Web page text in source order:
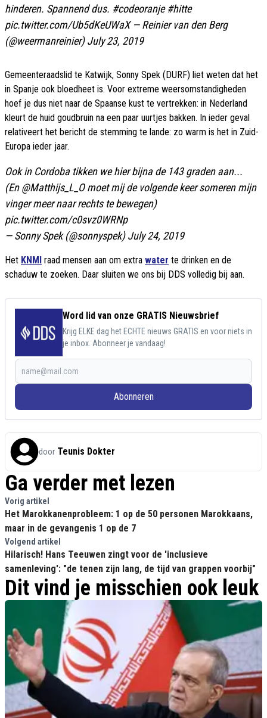
hinderen. Spannend dus. #codeoranje #hitte
pic.twitter.com/Ub5dKeUWaX— Reinier van den Berg
(@weermanreinier)July 23, 2019
Gemeenteraadslid te Katwijk, Sonny Spek (DURF) liet weten dat het
in Spanje ook bloedheet is. Voor extreme weersomstandigheden
hoef je dus niet naar de Spaanse kust te vertrekken: in Nederland
kleurt de huid goudbruin na een paar uurtjes bakken. In ieder geval
relativeert het bericht de stemming te lande: zo warm is het in Zuid-
Europa ieder jaar.
Ook in Cordoba tikken we hier bijna de 143 graden aan...
(En@Matthijs_L_Omoet mij de volgende keer someren mijn
vinger meer naar rechts te bewegen)
pic.twitter.com/c0svz0WRNp
— Sonny Spek (@sonnyspek)July 24, 2019
Het KNMI raad mensen aan om extra water te drinken en de
schaduw te zoeken. Daar sluiten we ons bij DDS volledig bij aan.
Word lid van onze GRATIS Nieuwsbrief
Krijg ELKE dag het ECHTE nieuws GRATIS en voor niets in
je inbox. Abonneer je vandaag!
Abonneren
door Teunis Dokter
Ga verder met lezen
Vorig artikel
Het Marokkanenprobleem: 1 op de 50 personen Marokkaans,
maar in de gevangenis 1 op de 7
Volgend artikel
Hilarisch! Hans Teeuwen zingt voor de 'inclusieve
samenleving': "de tenen zijn lang, de tijd van grappen voorbij"
Dit vind je misschien ook leuk